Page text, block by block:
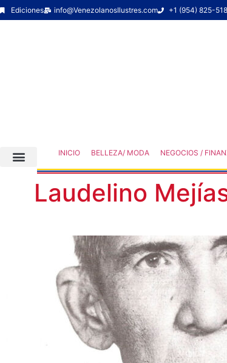
Ediciones info@VenezolanosIlustres.com +1 (954) 825-
INICIO BELLEZA/ MODA NEGOCIOS /
Laudelino